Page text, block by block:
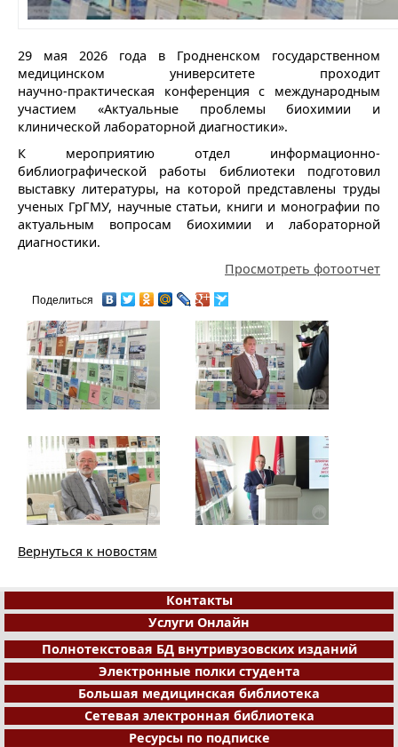
29 мая 2026 года в Гродненском государственном
медицинском университете проходит
научно‑практическая конференция с международным
участием «Актуальные проблемы биохимии и
клинической лабораторной диагностики».
К мероприятию отдел информационно-
библиографической работы библиотеки подготовил
выставку литературы, на которой представлены труды
ученых ГрГМУ, научные статьи, книги и монографии по
актуальным вопросам биохимии и лабораторной
диагностики.
Просмотреть фотоотчет
Поделиться
Вернуться к новостям
Контакты
Услуги Онлайн
Полнотекстовая БД внутривузовских изданий
Электронные полки студента
Большая медицинская библиотека
Сетевая электронная библиотека
Ресурсы по подписке